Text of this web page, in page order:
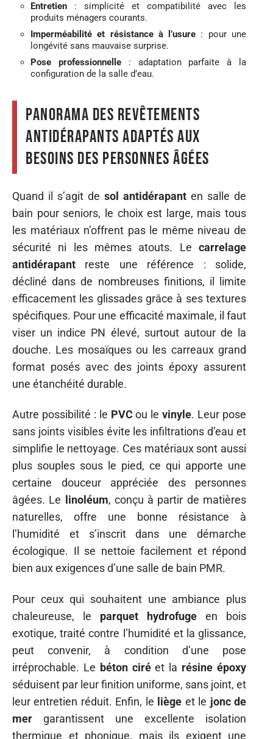
Entretien : simplicité et compatibilité avec les
produits ménagers courants.
Imperméabilité et résistance à l’usure : pour une
longévité sans mauvaise surprise.
Pose professionnelle: adaptation parfaite à la
configuration de la salle d’eau.
Panorama des revêtements
antidérapants adaptés aux
besoins des personnes âgées
Quand il s’agit de sol antidérapant en salle de
bain pour seniors, le choix est large, mais tous
les matériaux n’offrent pas le même niveau de
sécurité ni les mêmes atouts. Le carrelage
antidérapant reste une référence : solide,
décliné dans de nombreuses finitions, il limite
efficacement les glissades grâce à ses textures
spécifiques. Pour une efficacité maximale, il faut
viser un indice PN élevé, surtout autour de la
douche. Les mosaïques ou les carreaux grand
format posés avec des joints époxy assurent
une étanchéité durable.
Autre possibilité : le PVCou levinyle. Leur pose
sans joints visibles évite les infiltrations d’eau et
simplifie le nettoyage. Ces matériaux sont aussi
plus souples sous le pied, ce qui apporte une
certaine douceur appréciée des personnes
âgées. Le
linoléum, conçu à partir de matières
naturelles, offre une bonne résistance à
l’humidité et s’inscrit dans une démarche
écologique. Il se nettoie facilement et répond
bien aux exigences d’une salle de bain PMR.
Pour ceux qui souhaitent une ambiance plus
chaleureuse, le parquet hydrofuge en bois
exotique, traité contre l’humidité et la glissance,
peut convenir, à condition d’une pose
irréprochable. Le béton ciréet la résine époxy
séduisent par leur finition uniforme, sans joint, et
leur entretien réduit. Enfin, le liège et le jonc de
mer garantissent une excellente isolation
thermique et phonique, mais ils exigent une